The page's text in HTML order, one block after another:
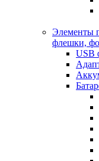
Элементы
флешки,
USB